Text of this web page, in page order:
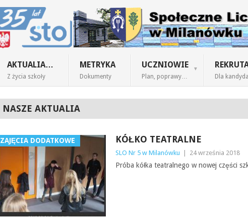
AKTUALIA…
Z życia szkoły
METRYKA
Dokumenty
UCZNIOWIE
Plan, poprawy… Dla
NASZE AKTUALIA
ZAJĘCIA DODATKOWE KÓŁKO TEATRALNE
SLO Nr 5 w Milanówku 24 września 2018
Próba kółka teatralnego w nowej części